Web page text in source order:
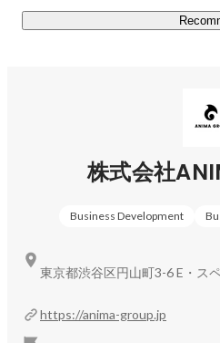
「ゲームを楽しみ続けられる
ともに創りませんか？
2022年のグループ化以降『"
そして、多くの新規事業を立
ちが大切にしている軸があり
② 安心して、大きく挑戦でき
③ 成功した際には、大きなリ
これらを大切にした上で、「
が「前向きな気持ち」で取り
株式会社
Business Development
https://anima-group.jp
東京都渋谷区円山町3-6 E・ス